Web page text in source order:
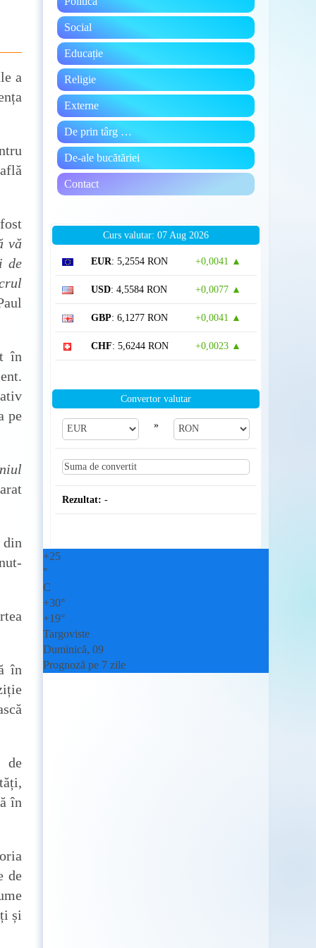
a
vă
de
în
pe
în
de
în
de
și
Social
Educație
Religie
Externe
De prin târg …
De-ale bucătăriei
Contact
Curs valutar: 07 Aug 2026
EUR: 5,2554 RON +0,0041 ▲
USD: 4,5584 RON +0,0077 ▲
GBP: 6,1277 RON +0,0041 ▲
CHF: 5,6244 RON +0,0023 ▲
Convertor valutar
»
Rezultat: -
+25
°
C
+30°
+19°
Targoviste
Duminică, 09
Prognoză pe 7 zile